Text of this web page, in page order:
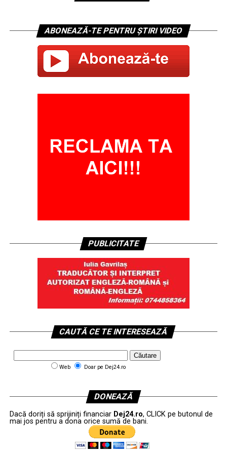
ABONEAZĂ-TE PENTRU ȘTIRI VIDEO
PUBLICITATE
CAUTĂ CE TE INTERESEAZĂ
Web Doar pe Dej24.ro
DONEAZĂ
Dacă doriți să sprijiniți financiar Dej24.ro, CLICK pe butonul de
mai jos pentru a dona orice sumă de bani.